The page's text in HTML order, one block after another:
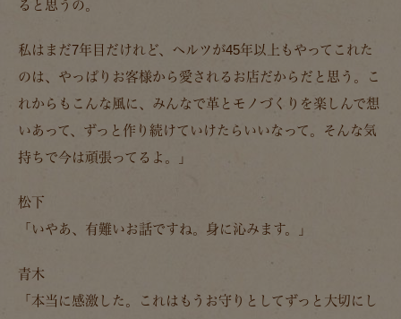
ると思うの。
私はまだ7年目だけれど、ヘルツが45年以上もやってこれた
のは、やっぱりお客様から愛されるお店だからだと思う。こ
れからもこんな風に、みんなで革とモノづくりを楽しんで想
いあって、ずっと作り続けていけたらいいなって。そんな気
持ちで今は頑張ってるよ。」
松下
「いやあ、有難いお話ですね。身に沁みます。」
青木
「本当に感激した。これはもうお守りとしてずっと大切にし